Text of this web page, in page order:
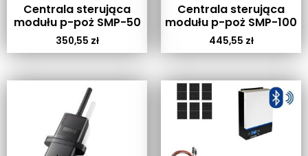
Centrala sterująca
modułu p-poż SMP-50
350,55 zł
Centrala sterująca
modułu p-poż SMP-100
445,55 zł